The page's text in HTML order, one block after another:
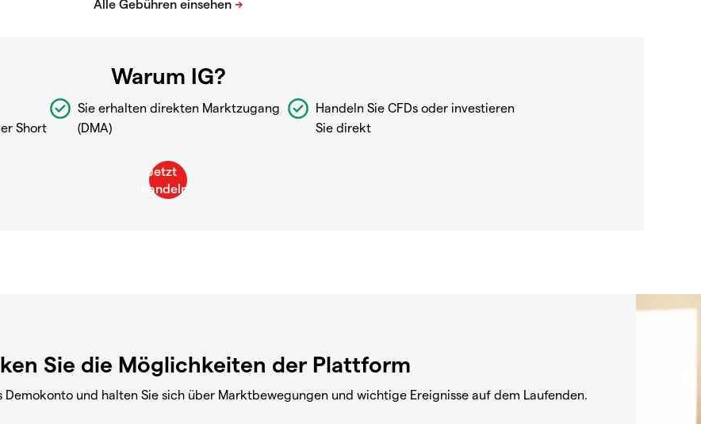
Warum IG?
Short
Sie erhalten direkten Marktzugang
(DMA)
Handeln Sie CFDs oder investieren
Sie direkt
Sie die Möglichkeiten der Plattform
und halten Sie sich über Marktbewegungen und wichtige Ereignisse auf dem Laufenden.